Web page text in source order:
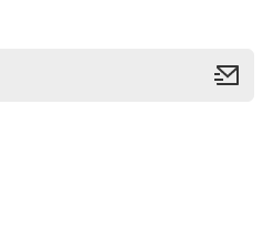
görüntülenemiyor.